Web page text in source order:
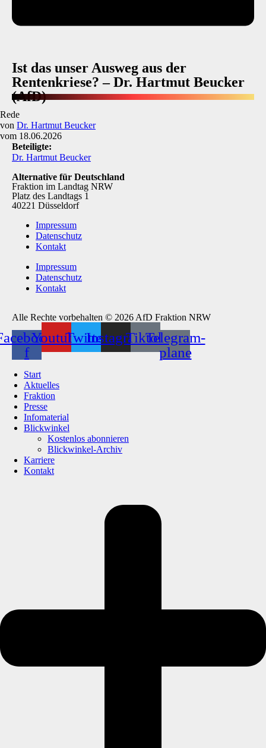
Ist das unser Ausweg aus der
Rentenkriese? – Dr. Hartmut Beucker
(AfD)
Rede
von Dr. Hartmut Beucker
vom 18.06.2026
Beteiligte:
Dr. Hartmut Beucker
Alternative für Deutschland
Fraktion im Landtag NRW
Platz des Landtags 1
40221 Düsseldorf
Impressum
Datenschutz
Kontakt
Impressum
Datenschutz
Kontakt
Alle Rechte vorbehalten © 2026 AfD Fraktion NRW
f
YoutubeTwitterInstagramTiktokTelegram-
plane
Start
Aktuelles
Fraktion
Presse
Infomaterial
Blickwinkel
Kostenlos abonnieren
Blickwinkel-Archiv
Karriere
Kontakt